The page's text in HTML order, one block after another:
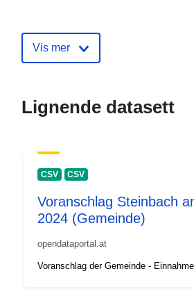
Vis mer
Lignende datasett
CSV CSV
Voranschlag Steinbach
2024 (Gemeinde)
opendataportal.at
Voranschlag der Gemeinde -